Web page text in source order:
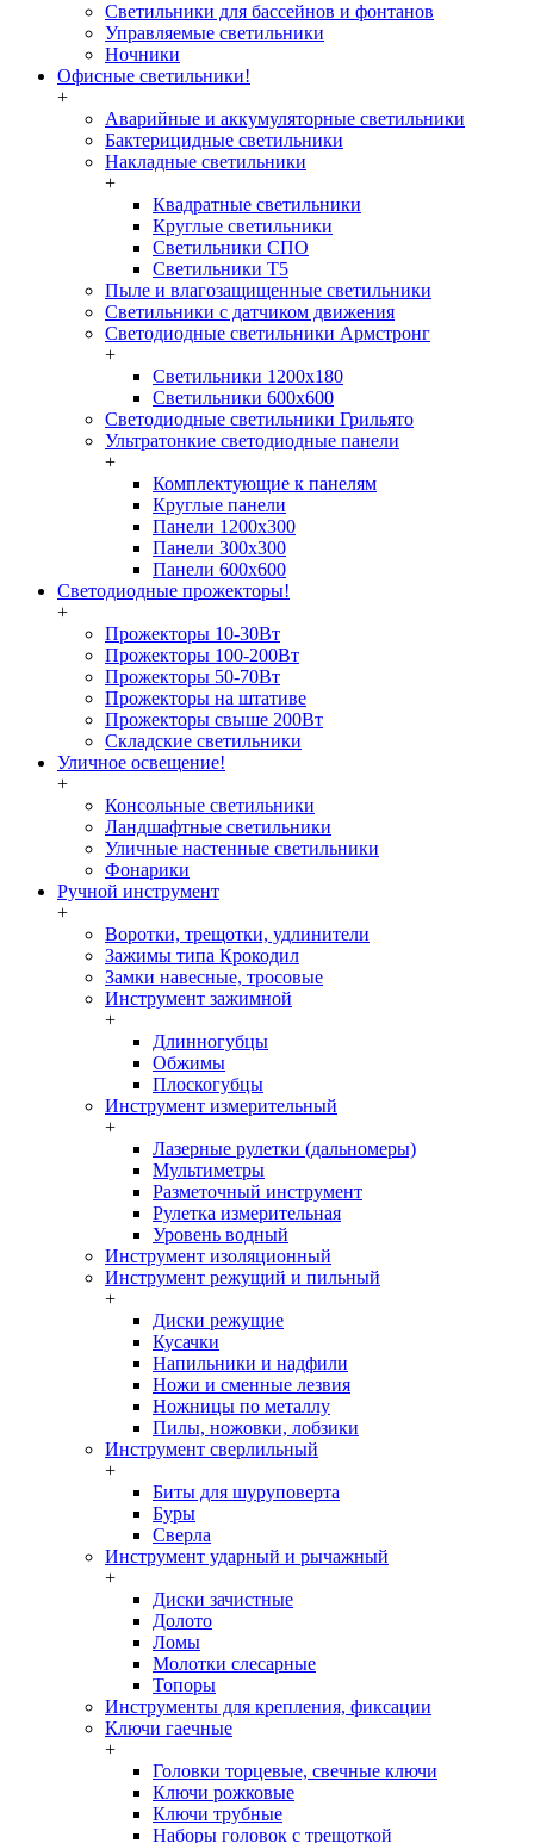
Светильники для бассейнов и фонтанов
Управляемые светильники
Ночники
Офисные светильники!
+
Аварийные и аккумуляторные светильники
Бактерицидные светильники
Накладные светильники
+
Квадратные светильники
Круглые светильники
Светильники СПО
Светильники Т5
Пыле и влагозащищенные светильники
Светильники с датчиком движения
Светодиодные светильники Армстронг
+
Светильники 1200х180
Светильники 600х600
Светодиодные светильники Грильято
Ультратонкие светодиодные панели
+
Комплектующие к панелям
Круглые панели
Панели 1200х300
Панели 300х300
Панели 600х600
Светодиодные прожекторы!
+
Прожекторы 10-30Вт
Прожекторы 100-200Вт
Прожекторы 50-70Вт
Прожекторы на штативе
Прожекторы свыше 200Вт
Складские светильники
Уличное освещение!
+
Консольные светильники
Ландшафтные светильники
Уличные настенные светильники
Фонарики
Ручной инструмент
+
Воротки, трещотки, удлинители
Зажимы типа Крокодил
Замки навесные, тросовые
Инструмент зажимной
+
Длинногубцы
Обжимы
Плоскогубцы
Инструмент измерительный
+
Лазерные рулетки (дальномеры)
Мультиметры
Разметочный инструмент
Рулетка измерительная
Уровень водный
Инструмент изоляционный
Инструмент режущий и пильный
+
Диски режущие
Кусачки
Напильники и надфили
Ножи и сменные лезвия
Ножницы по металлу
Пилы, ножовки, лобзики
Инструмент сверлильный
+
Биты для шуруповерта
Буры
Сверла
Инструмент ударный и рычажный
+
Диски зачистные
Долото
Ломы
Молотки слесарные
Топоры
Инструменты для крепления, фиксации
Ключи гаечные
+
Головки торцевые, свечные ключи
Ключи рожковые
Ключи трубные
Наборы головок c трещоткой